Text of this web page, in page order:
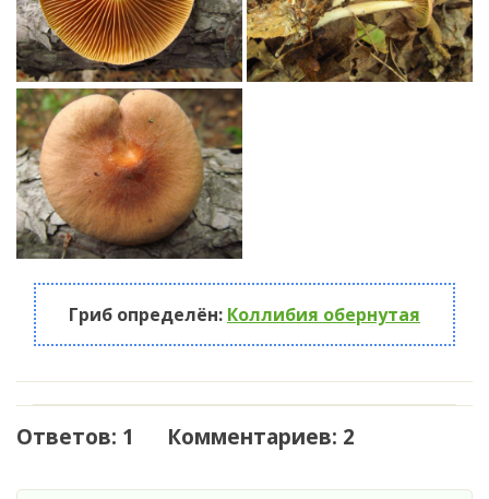
Гриб определён: Коллибия обернутая
Ответов: 1 Комментариев: 2